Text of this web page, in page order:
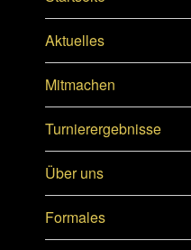
Aktuelles
Mitmachen
Turnierergebnisse
Über uns
Formales